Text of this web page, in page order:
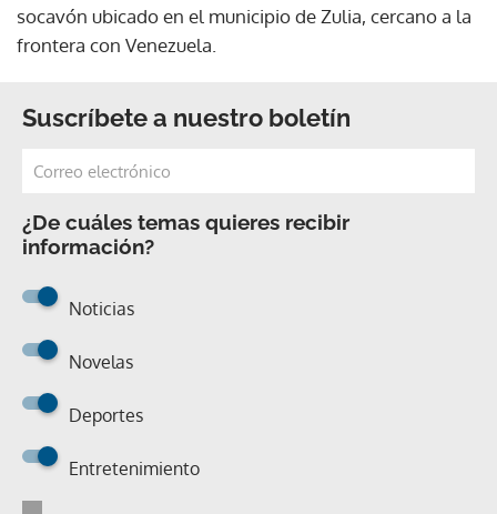
socavón ubicado en el municipio de Zulia, cercano a la
frontera con Venezuela.
Suscríbete a nuestro boletín
¿De cuáles temas quieres recibir
información?
Noticias
Novelas
Deportes
Entretenimiento